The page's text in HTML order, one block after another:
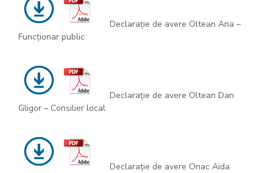
Declarație de avere Oltean Ana –
Funcționar public
Declarație de avere Oltean Dan
Gligor – Consilier local
Declarație de avere Onac Aida